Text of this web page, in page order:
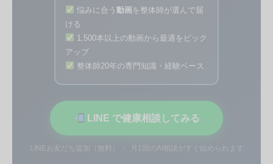
悩みに合う 動画を整体師が選んで届
ける
1,500本以上の動画から最適をピック
アップ
整体師20年の専門知識・経験ベース
LINE で健康相談してみる
LINEお友だち追加（無料） ・ 月1回のAI相談がすぐ始められます